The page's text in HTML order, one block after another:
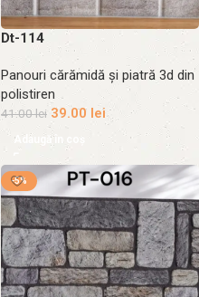
Dt-114
Panouri cărămidă și piatră 3d din
polistiren
41.00lei 39.00 lei
Adaugă în coș
-5%